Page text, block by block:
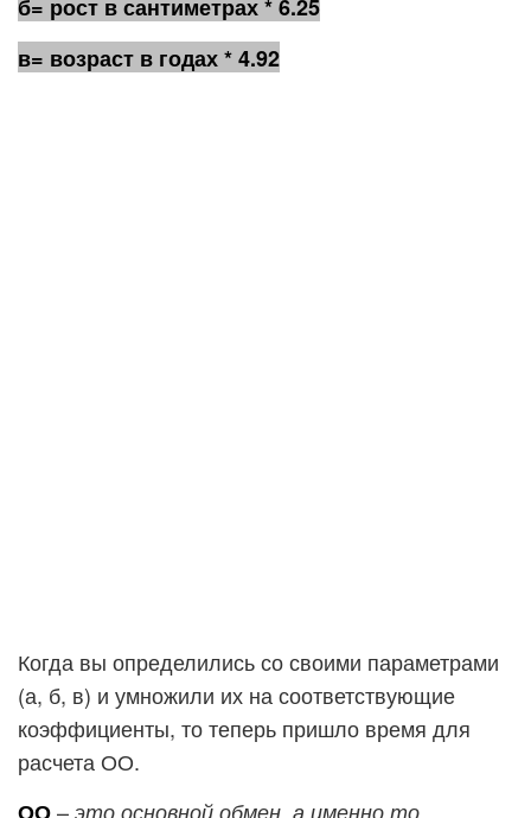
б= рост в сантиметрах * 6.25
в= возраст в годах * 4.92
Когда вы определились со своими параметрами
(а, б, в) и умножили их на соответствующие
коэффициенты, то теперь пришло время для
расчета ОО.
– это основной обмен, а именно то